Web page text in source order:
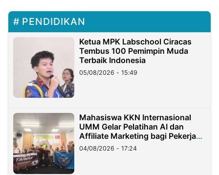
PENDIDIKAN
Ketua MPK Labschool Ciracas
Tembus 100 Pemimpin Muda
Terbaik Indonesia
05/08/2026 - 15:49
Mahasiswa KKN Internasional
UMM Gelar Pelatihan AI dan
Affiliate Marketing bagi Pekerja
Migran Indonesia di Taiwan
04/08/2026 - 17:24